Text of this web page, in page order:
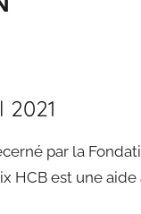
2021
par la
HCB est une aide